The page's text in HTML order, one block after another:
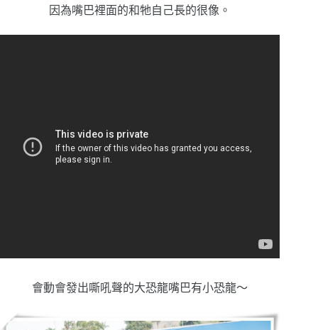
因為嘴巴裡面的和牠自己長的很像。
會動會發出嘶吼聲的大恐龍嘴巴有小恐龍～